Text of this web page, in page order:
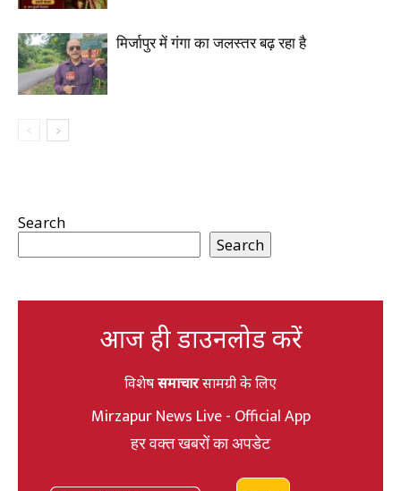
मिर्जापुर में गंगा का जलस्तर बढ़ रहा है
Search
Search
आज ही डाउनलोड करें
विशेषसमाचारसामग्री के लिए
Mirzapur News Live - Official App
हर वक्त खबरों का अपडेट